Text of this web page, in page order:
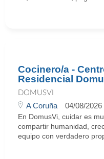
Cocinero/a -
Residencial
DOMUSVI
A Coruña 04/08/2026
En DomusVi, cuidar es
compartir humanidad,
equipo con verdadero